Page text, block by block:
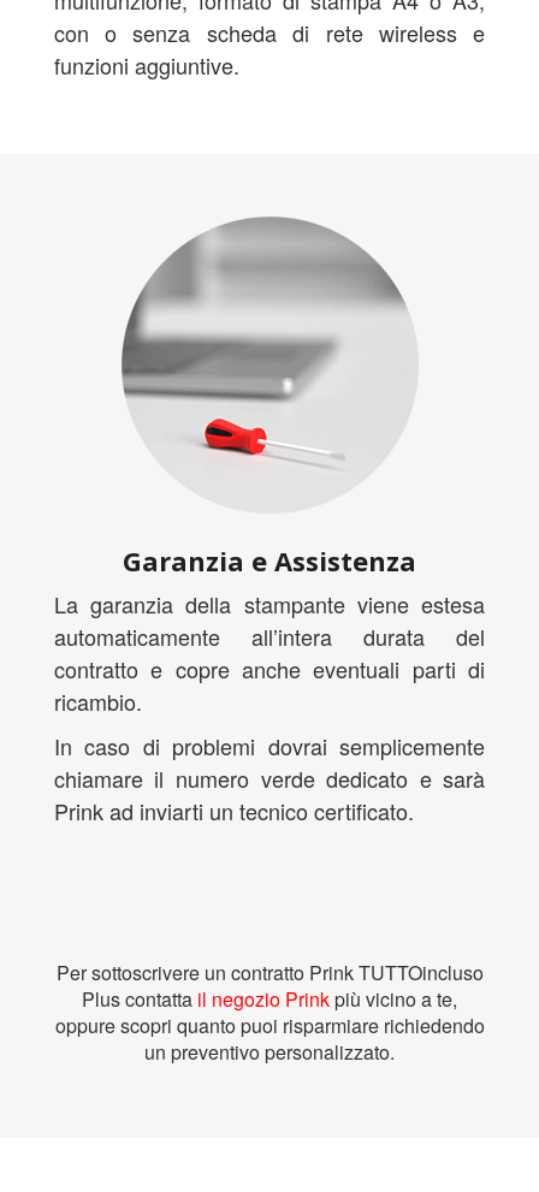
con o senza scheda di rete wireless e
funzioni aggiuntive.
Garanzia e Assistenza
La garanzia della stampante viene estesa
automaticamente all’intera durata del
contratto e copre anche eventuali parti di
ricambio.
In caso di problemi dovrai semplicemente
chiamare il numero verde dedicato e sarà
Prink ad inviarti un tecnico certificato.
Per sottoscrivere un contratto Prink TUTTOincluso
Plus contatta il negozio Prinkpiù vicino a te,
oppure scopri quanto puoi risparmiare richiedendo
un preventivo personalizzato.